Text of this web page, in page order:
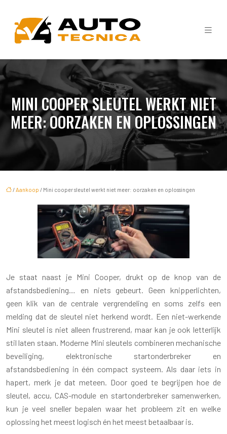
MINI COOPER SLEUTEL WERKT NIET
MEER: OORZAKEN EN OPLOSSINGEN
/Aankoop / Mini cooper sleutel werkt niet meer: oorzaken en oplossingen
Je staat naast je Mini Cooper, drukt op de knop van de
afstandsbediening… en niets gebeurt. Geen knipperlichten,
geen klik van de centrale vergrendeling en soms zelfs een
melding dat de sleutel niet herkend wordt. Een niet-werkende
Mini sleutel is niet alleen frustrerend, maar kan je ook letterlijk
stil laten staan. Moderne Mini sleutels combineren mechanische
beveiliging, elektronische startonderbreker en
afstandsbediening in één compact systeem. Als daar iets in
hapert, merk je dat meteen. Door goed te begrijpen hoe de
sleutel, accu, CAS-module en startonderbreker samenwerken,
kun je veel sneller bepalen waar het probleem zit en welke
oplossing het meest logisch én het meest betaalbaar is.